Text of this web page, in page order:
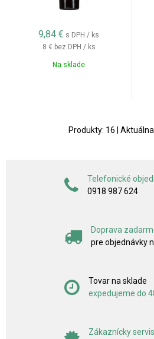
9,84 € s DPH / ks
8 € bez DPH / ks
Na sklade
Produkty: 16 |
Telefonické
0918 987 624
Doprava
pre objednávky
Tovar na sklade
expedujeme do
Zákaznícky servis